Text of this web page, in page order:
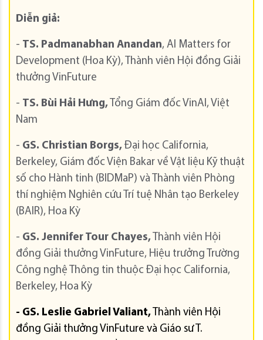
Diễn giả:
- TS. Padmanabhan Anandan, AI Matters for
Development (Hoa Kỳ), Thành viên Hội đồng Giải
thưởng VinFuture
- TS. Bùi Hải Hưng, Tổng Giám đốc VinAI, Việt
Nam
- GS. Christian Borgs, Đại học California,
Berkeley, Giám đốc Viện Bakar về Vật liệu Kỹ thuật
số cho Hành tinh (BIDMaP) và Thành viên Phòng
thí nghiệm Nghiên cứu Trí tuệ Nhân tạo Berkeley
(BAIR), Hoa Kỳ
- GS. Jennifer Tour Chayes, Thành viên Hội
đồng Giải thưởng VinFuture, Hiệu trưởng Trường
Công nghệ Thông tin thuộc Đại học California,
Berkeley, Hoa Kỳ
- GS. Leslie Gabriel Valiant, Thành viên Hội
đồng Giải thưởng VinFuture và Giáo sư T.